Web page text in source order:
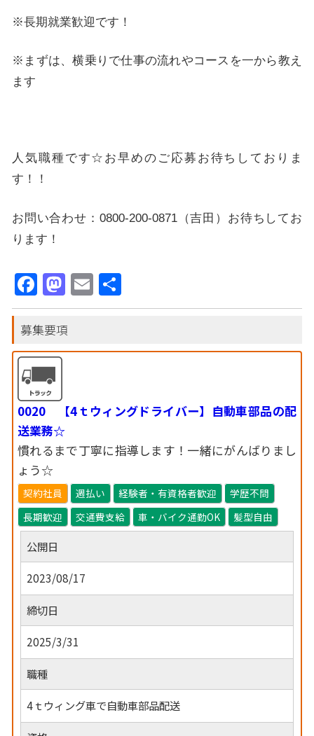
※長期就業歓迎です！
※まずは、横乗りで仕事の流れやコースを一から教え
ます
人気職種です☆お早めのご応募お待ちしておりま
す！！
お問い合わせ：0800-200-0871（吉田）お待ちしてお
ります！
Facebook MastodonEmail
有
募集要項
0020 【4ｔウィングドライバー】自動車部品の配
送業務☆
慣れるまで丁寧に指導します！一緒にがんばりまし
ょう☆
契約社員 週払い 経験者・有資格者歓迎
学歴不問
長期歓迎
交通費支給 車・バイク通勤OK 髪型自由
公開日
2023/08/17
締切日
2025/3/31
職種
4ｔウィング車で自動車部品配送